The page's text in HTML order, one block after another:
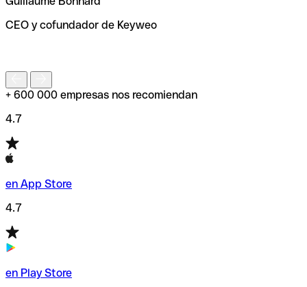
de enviar tu transferencia.
CEO y cofundador de Keyweo
+ 600 000 empresas nos recomiendan
4.7
en App Store
4.7
en Play Store